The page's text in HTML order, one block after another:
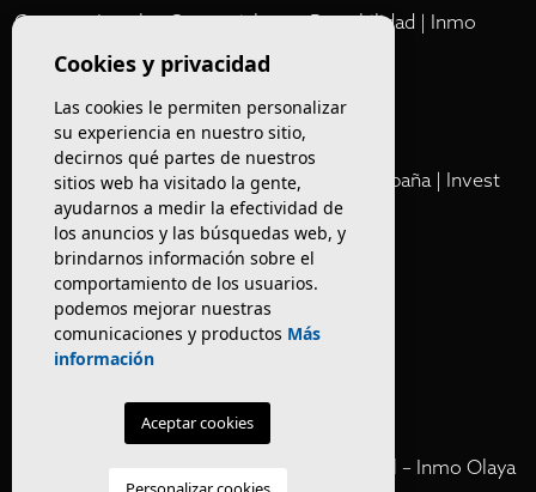
Comprar Locales Comerciales en Rentabilidad | Inmo
Cartera Privada de Activos Hoteleros en España | Invest
Inmo Olaya
Venta de edificios
Comprar restaurante en Barcelona
Negocios en rentabilidad en Barcelona
Vender Hotel en España | Venta Confidencial – Inmo Olaya
Cookies y privacidad
Las cookies le permiten personalizar
su experiencia en nuestro sitio,
decirnos qué partes de nuestros
sitios web ha visitado la gente,
ayudarnos a medir la efectividad de
los anuncios y las búsquedas web, y
brindarnos información sobre el
comportamiento de los usuarios.
podemos mejorar nuestras
comunicaciones y productos Más
información
Aceptar cookies